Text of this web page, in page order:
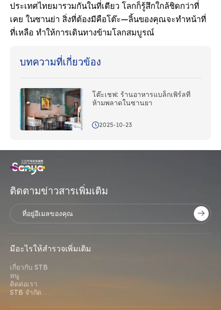
ประเทศไทยมารวมกันในที่เดียว โลกก็รู้สึกใกล้ชิดกว่าที่
เคย ในซานย่า สิ่งที่ต้องมีคือโต๊ะ—ลิ้นของคุณจะทําหน้าที่
ที่เหลือ ทําให้การเดินทางข้ามโลกสมบูรณ์
บทความที่เกี่ยวข้อง
โต๊ะเชฟ: ร้านอาหารแบล็กเพิร์ลที่
ห้ามพลาดในซานยา
2025-10-23
ติดตามข่าวสารเพิ่มเติม
มีอะไรให้สํารวจเพิ่มเติม
เกี่ยวกับ STB
หนู
ติดต่อเรา
STB จํากัด